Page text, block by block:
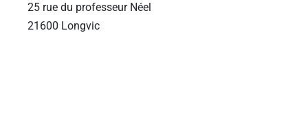
25 rue du professeur Néel
21600 Longvic